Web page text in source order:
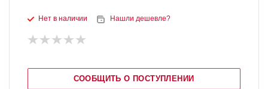
Нет в наличии Нашли дешевле?
СООБЩИТЬ О ПОСТУПЛЕНИИ